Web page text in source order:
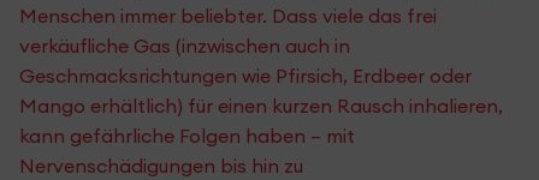
Menschen immer beliebter. Dass viele das frei
verkäufliche Gas (inzwischen auch in
Geschmacksrichtungen wie Pfirsich, Erdbeer oder
Mango erhältlich) für einen kurzen Rausch inhalieren,
kann gefährliche Folgen haben – mit
Nervenschädigungen bis hin zu